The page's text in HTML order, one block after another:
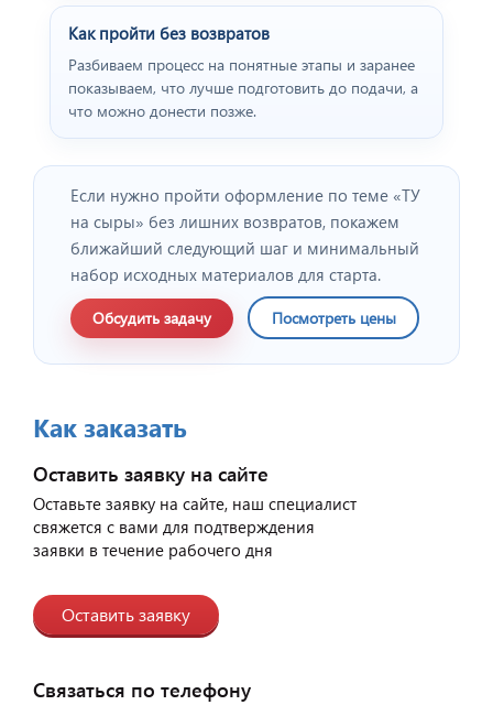
Как пройти без возвратов
Разбиваем процесс на понятные этапы и заранее
показываем, что лучше подготовить до подачи, а
что можно донести позже.
Если нужно пройти оформление по теме «ТУ
на сыры» без лишних возвратов, покажем
ближайший следующий шаг и минимальный
набор исходных материалов для старта.
Обсудить задачу Посмотреть цены
Как заказать
Оставить заявку на сайте
Оставьте заявку на сайте, наш специалист
свяжется с вами для подтверждения
заявки в течение рабочего дня
Оставить заявку
Связаться по телефону